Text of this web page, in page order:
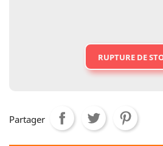
RUPTURE DE
Partager